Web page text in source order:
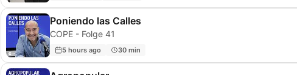
Poniendo las Calles
COPE - Folge 41
5 hours ago 30 min